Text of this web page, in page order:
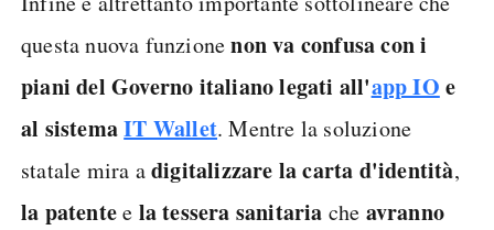
questa nuova funzionenon va confusa con i
piani del Governo italiano legati all'app IO e
al sistemaIT Wallet. Mentre la soluzione
statale mira adigitalizzare la carta d'identità,
la patentee la tessera sanitaria che avranno